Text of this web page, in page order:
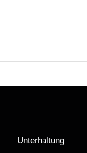
Unterhaltung